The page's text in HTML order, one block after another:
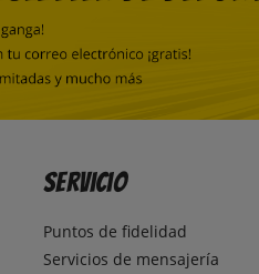
Servicio
Puntos de fidelidad
Servicios de mensajería